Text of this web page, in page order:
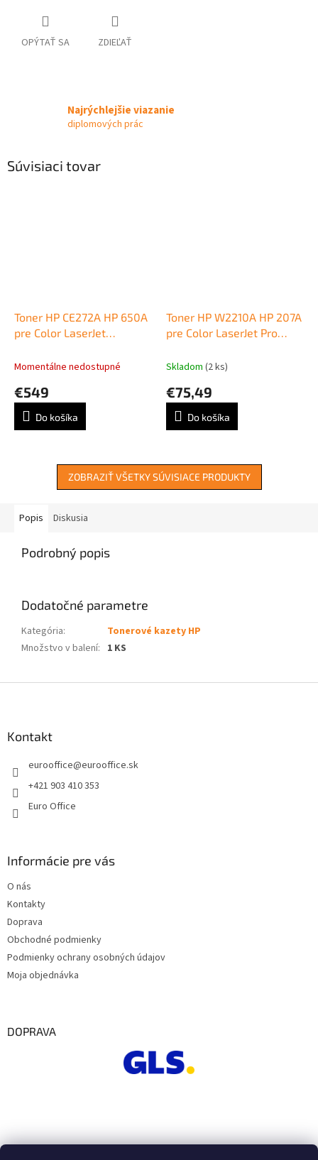
OPÝTAŤ SA ZDIEĽAŤ
Najrýchlejšie viazanie
diplomových prác
Súvisiaci tovar
Toner HP CE272A HP 650A
pre Color LaserJet
yellow (15.000 str.)
Momentálne nedostupné
€549
Do košíka
Toner HP W2210A HP 207A
pre Color LaserJet Pro
black (1.350 str.)
Skladom (2 ks)
€75,49
Do košíka
ZOBRAZIŤ VŠETKY SÚVISIACE PRODUKTY
Popis Diskusia
Podrobný popis
Dodatočné parametre
Kategória:
Tonerové kazety HP
Množstvo v balení: 1 KS
Kontakt
eurooffice@eurooffice.sk
+421 903 410 353
Euro Office
Informácie pre vás
O nás
Kontakty
Doprava
Obchodné podmienky
Podmienky ochrany osobných údajov
Moja objednávka
DOPRAVA